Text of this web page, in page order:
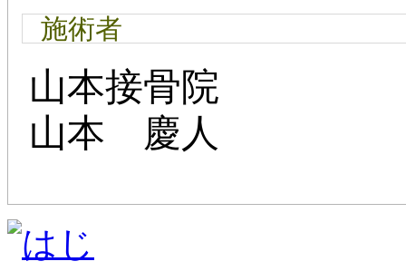
施術者
山本接骨院
山本 慶人